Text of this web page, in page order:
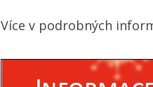
Více v podrobných